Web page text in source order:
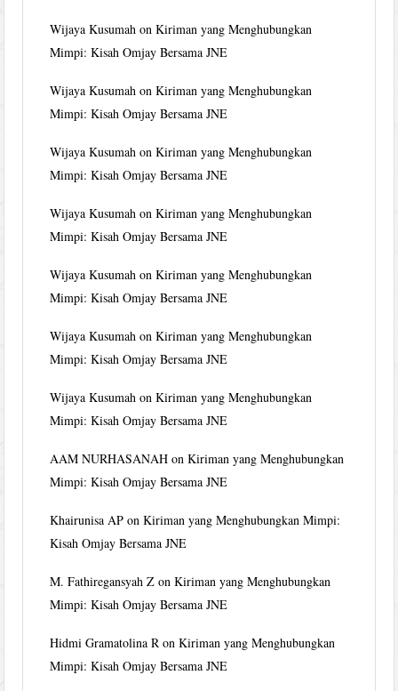
Wijaya Kusumah onKiriman yang Menghubungkan
Mimpi: Kisah Omjay Bersama JNE
Wijaya Kusumah onKiriman yang Menghubungkan
Mimpi: Kisah Omjay Bersama JNE
Wijaya Kusumah onKiriman yang Menghubungkan
Mimpi: Kisah Omjay Bersama JNE
Wijaya Kusumah onKiriman yang Menghubungkan
Mimpi: Kisah Omjay Bersama JNE
Wijaya Kusumah onKiriman yang Menghubungkan
Mimpi: Kisah Omjay Bersama JNE
Wijaya Kusumah onKiriman yang Menghubungkan
Mimpi: Kisah Omjay Bersama JNE
Wijaya Kusumah onKiriman yang Menghubungkan
Mimpi: Kisah Omjay Bersama JNE
AAM NURHASANAH onKiriman yang Menghubungkan
Mimpi: Kisah Omjay Bersama JNE
Khairunisa AP onKiriman yang Menghubungkan Mimpi:
Kisah Omjay Bersama JNE
M. Fathiregansyah Z onKiriman yang Menghubungkan
Mimpi: Kisah Omjay Bersama JNE
Hidmi Gramatolina R onKiriman yang Menghubungkan
Mimpi: Kisah Omjay Bersama JNE